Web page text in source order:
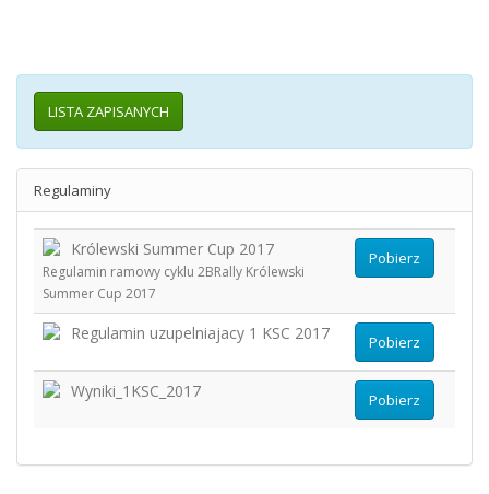
LISTA ZAPISANYCH
Regulaminy
Królewski Summer Cup 2017
Regulamin ramowy cyklu 2BRally Królewski
Summer Cup 2017
Pobierz
Regulamin uzupelniajacy 1 KSC 2017 Pobierz
Wyniki_1KSC_2017 Pobierz